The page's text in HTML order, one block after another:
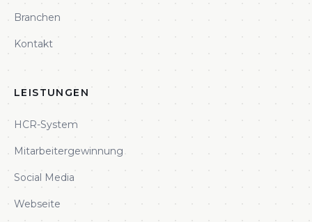
Branchen
Kontakt
LEISTUNGEN
HCR-System
Mitarbeitergewinnung
Social Media
Webseite